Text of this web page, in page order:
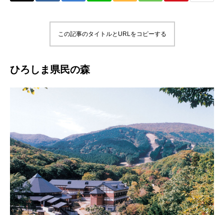
この記事のタイトルとURLをコピーする
ひろしま県民の森